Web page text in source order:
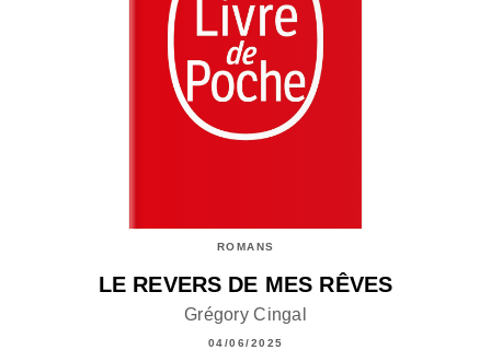
ROMANS
LE REVERS DE MES RÊVES
Grégory Cingal
04/06/2025